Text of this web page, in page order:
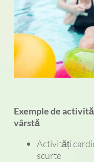
Exemple de
vârstă
Activități
scurte